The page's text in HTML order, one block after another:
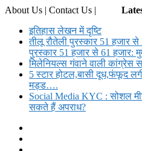
About Us | Contact Us |
इतिहास लेखन में दृष्टि
तीलू रौतेली पुरस्कार 51 हजार
पुरस्कार 51 हजार से 61 हजार:
मिलेनियल्स गंवाने वाली कांग्रेस
5 स्टार होटल,बासी दूध,फंफूद
मड्ड….
Social Media KYC : सोशल
सकते हैं अपराध?